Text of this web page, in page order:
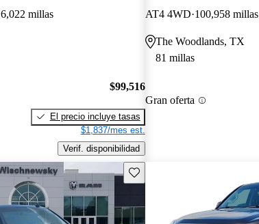
6,022 millas
$99,516
El precio incluye tasas
$1,837/mes est.
Verif. disponibilidad
AT4 4WD 100,958 millas
The Woodlands, TX
81 millas
Gran oferta
Guarda este Aviso